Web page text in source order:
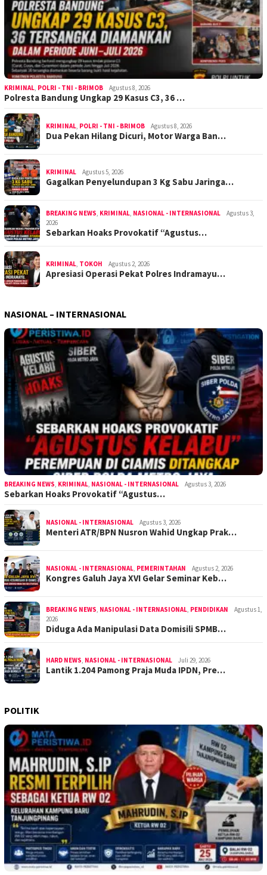
KRIMINAL, POLRI - TNI - BRIMOB Agustus 8, 2026
Polresta Bandung Ungkap 29 Kasus C3, 36 …
KRIMINAL, POLRI - TNI - BRIMOB Agustus 8, 2026
Dua Pekan Hilang Dicuri, Motor Warga Ban…
KRIMINAL Agustus 5, 2026
Gagalkan Penyelundupan 3 Kg Sabu Jaringa…
BREAKING NEWS, KRIMINAL, NASIONAL - INTERNASIONAL
Agustus 3,
2026
Sebarkan Hoaks Provokatif “Agustus…
KRIMINAL, TOKOH Agustus 2, 2026
Apresiasi Operasi Pekat Polres Indramayu…
NASIONAL – INTERNASIONAL
BREAKING NEWS KRIMINAL NASIONAL - INTERNASIONAL Agustus 3, 2026
Sebarkan Hoaks Provokatif “Agustus…
NASIONAL - INTERNASIONAL Agustus 3, 2026
Menteri ATR/BPN Nusron Wahid Ungkap Prak…
NASIONAL - INTERNASIONAL PEMERINTAHAN Agustus 2, 2026
Kongres Galuh Jaya XVI Gelar Seminar Keb…
BREAKING NEWS NASIONAL - INTERNASIONAL PENDIDIKAN
Agustus 1,
2026
Diduga Ada Manipulasi Data Domisili SPMB…
HARD NEWS NASIONAL - INTERNASIONAL Juli 29, 2026
Lantik 1.204 Pamong Praja Muda IPDN, Pre…
POLITIK